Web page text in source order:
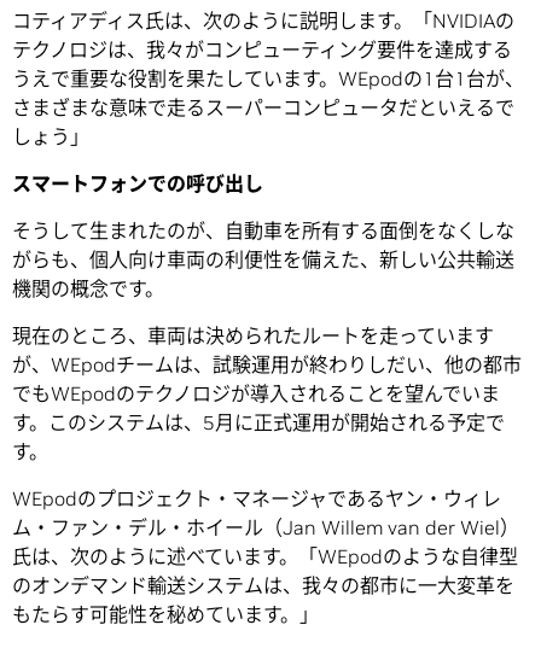
コティアディス氏は、次のように説明します。「NVIDIAの
テクノロジは、我々がコンピューティング要件を達成する
うえで重要な役割を果たしています。WEpodの1台1台が、
さまざまな意味で走るスーパーコンピュータだといえるで
しょう」
スマートフォンでの呼び出し
そうして生まれたのが、自動車を所有する面倒をなくしな
がらも、個人向け車両の利便性を備えた、新しい公共輸送
機関の概念です。
現在のところ、車両は決められたルートを走っています
が、WEpodチームは、試験運用が終わりしだい、他の都市
でもWEpodのテクノロジが導入されることを望んでいま
す。このシステムは、5月に正式運用が開始される予定で
す。
WEpodのプロジェクト・マネージャであるヤン・ウィレ
ム・ファン・デル・ホイール（Jan Willem van der Wiel）
氏は、次のように述べています。「WEpodのような自律型
のオンデマンド輸送システムは、我々の都市に一大変革を
もたらす可能性を秘めています。」